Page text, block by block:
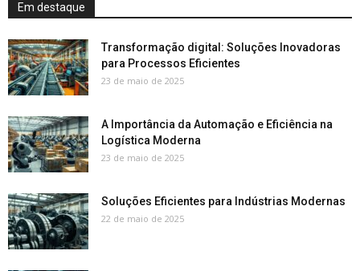
Em destaque
Transformação digital: Soluções Inovadoras
para Processos Eficientes
23 de maio de 2025
A Importância da Automação e Eficiência na
Logística Moderna
23 de maio de 2025
Soluções Eficientes para Indústrias Modernas
22 de maio de 2025